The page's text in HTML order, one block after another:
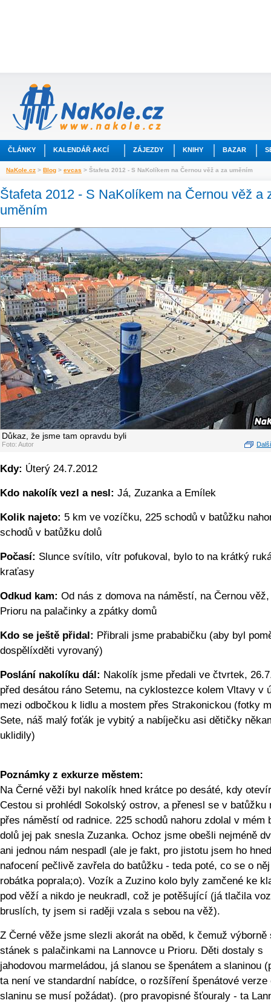
ČLÁNKY KALENDÁŘ AKCÍ ZÁJEZDY KNIHY BAZAR
NaKole.cz > Blog > evcas > Štafeta 2012 - S NaKolíkem na Černou věž a za uměním
Štafeta 2012 - S NaKolíkem na Černou věž a
uměním
Důkaz, že jsme tam opravdu byli
Foto: Autor
Kdy: Úterý 24.7.2012
Kdo nakolík vezl a nesl: Já, Zuzanka a Emílek
Kolik najeto: 5 km ve vozíčku, 225 schodů v batůžku
schodů v batůžku dolů
Počasí: Slunce svítilo, vítr pofukoval, bylo to na krátký
kraťasy
Odkud kam: Od nás z domova na náměstí, na Černou
Prioru na palačinky a zpátky domů
Kdo se ještě přidal: Přibrali jsme prababičku (aby byl
dospělíxděti vyrovaný)
Poslání nakolíku dál: Nakolík jsme předali ve čtvrtek,
před desátou ráno Setemu, na cyklostezce kolem Vltavy v
mezi odbočkou k lidlu a mostem přes Strakonickou (fotky
Sete, náš malý foťák je vybitý a nabíječku asi dětičky
uklidily)
Poznámky z exkurze městem:
Na Černé věži byl nakolík hned krátce po desáté, kdy
Cestou si prohlédl Sokolský ostrov, a přenesl se v batůžku
přes náměstí od radnice. 225 schodů nahoru zdolal v mém
dolů jej pak snesla Zuzanka. Ochoz jsme obešli nejméně
ani jednou nám nespadl (ale je fakt, pro jistotu jsem ho
nafocení pečlivě zavřela do batůžku - teda poté, co se o něj
robátka poprala;o). Vozík a Zuzino kolo byly zamčené ke
pod věží a nikdo je neukradl, což je potěšující (já tlačila
bruslích, ty jsem si raději vzala s sebou na věž).
Z Černé věže jsme slezli akorát na oběd, k čemuž výborně
stánek s palačinkami na Lannovce u Prioru. Děti dostaly s
jahodovou marmeládou, já slanou se špenátem a slaninou
ta není ve standardní nabídce, o rozšíření špenátové verze
slaninu se musí požádat). (pro pravopisné šťouraly - ta